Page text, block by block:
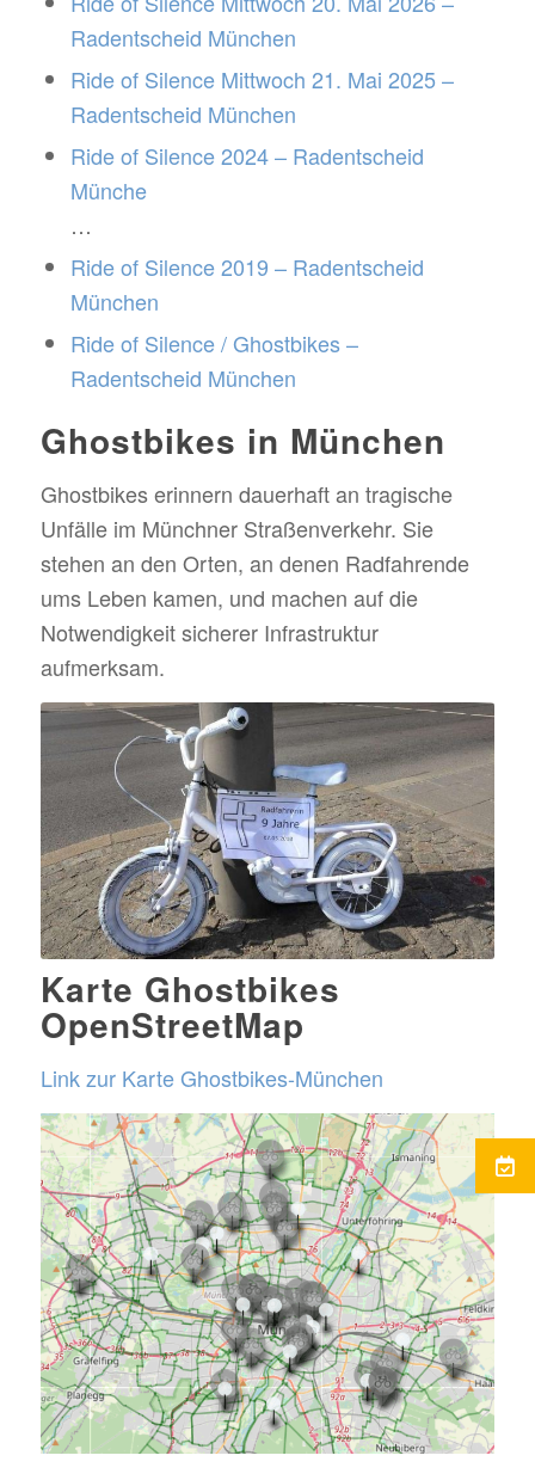
Radentscheid München
Ride of Silence Mittwoch 21. Mai 2025 –
Radentscheid München
Ride of Silence 2024 – Radentscheid
Münche
…
Ride of Silence 2019 – Radentscheid
München
Ride of Silence / Ghostbikes –
Radentscheid München
Ghostbikes in München
Ghostbikes erinnern dauerhaft an tragische
Unfälle im Münchner Straßenverkehr. Sie
stehen an den Orten, an denen Radfahrende
ums Leben kamen, und machen auf die
Notwendigkeit sicherer Infrastruktur
aufmerksam.
Karte Ghostbikes
OpenStreetMap
Link zur Karte Ghostbikes-München